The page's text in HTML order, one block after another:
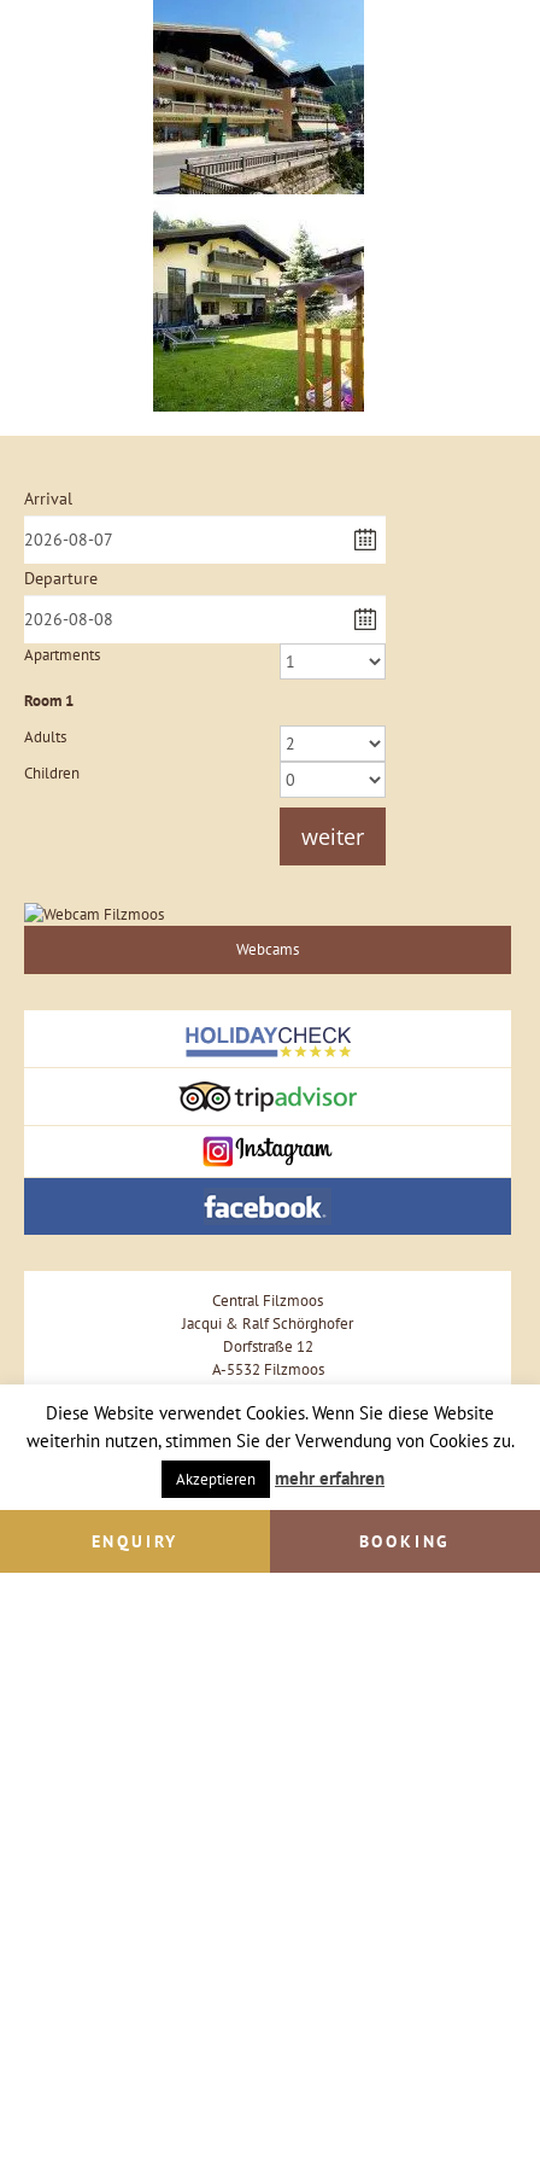
ENQUIRY BOOKING
Arrival
Departure
Apartments
Room 1
Adults
Children
weiter
Webcams
Central Filzmoos
Jacqui & Ralf Schörghofer
Dorfstraße 12
A-5532 Filzmoos
Send Email
Diese Website verwendet Cookies. Wenn Sie diese Website
weiterhin nutzen, stimmen Sie der Verwendung von Cookies zu.
Akzeptieren mehr erfahren